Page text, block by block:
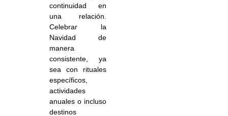
continuidad en
una relación.
Celebrar la
Navidad de
manera
consistente, ya
sea con rituales
específicos,
actividades
anuales o incluso
destinos